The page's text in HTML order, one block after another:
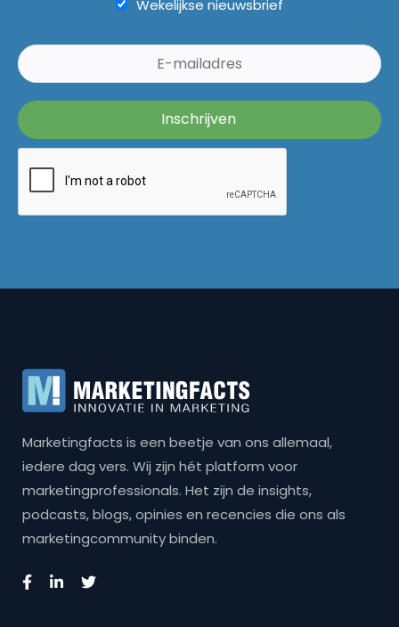
Wekelijkse nieuwsbrief
Marketingfacts is een beetje van ons allemaal,
iedere dag vers. Wij zijn hét platform voor
marketingprofessionals. Het zijn de insights,
podcasts, blogs, opinies en recencies die ons als
marketingcommunity binden.